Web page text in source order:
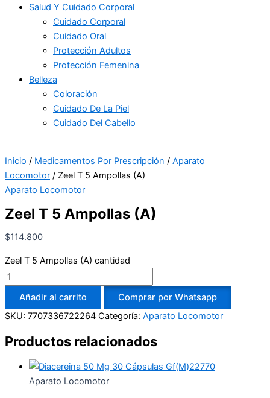
Salud Y Cuidado Corporal
Cuidado Corporal
Cuidado Oral
Protección Adultos
Protección Femenina
Belleza
Coloración
Cuidado De La Piel
Cuidado Del Cabello
Inicio / Medicamentos Por Prescripción / Aparato
Locomotor / Zeel T 5 Ampollas (A)
Aparato Locomotor
Zeel T 5 Ampollas (A)
$114.800
Zeel T 5 Ampollas (A) cantidad
Añadir al carrito
Comprar por Whatsapp
SKU: 7707336722264 Categoría: Aparato Locomotor
Productos relacionados
Aparato Locomotor